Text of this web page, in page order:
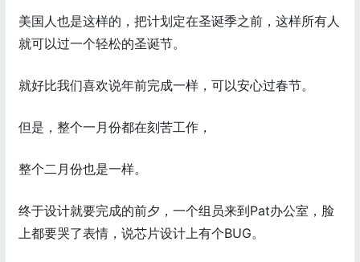
美国人也是这样的，把计划定在圣诞季之前，这样所有人
就可以过一个轻松的圣诞节。
就好比我们喜欢说年前完成一样，可以安心过春节。
但是，整个一月份都在刻苦工作，
整个二月份也是一样。
终于设计就要完成的前夕，一个组员来到Pat办公室，脸
上都要哭了表情，说芯片设计上有个BUG。